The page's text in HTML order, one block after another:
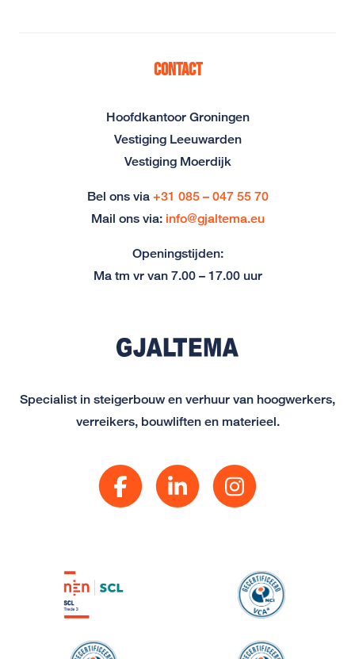
Specialist in steigerbouw en verhuur van hoogwerkers,
verreikers, bouwliften en materieel.
Contact
Hoofdkantoor Groningen
Vestiging Leeuwarden
Vestiging Moerdijk
Bel ons via +31 085 – 047 55 70
Mail ons via: info@gjaltema.eu
Openingstijden:
Ma tm vr van 7.00 – 17.00 uur